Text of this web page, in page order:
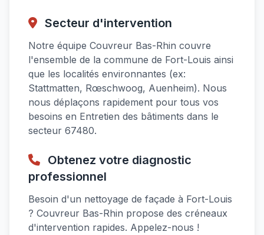
Secteur d'intervention
Notre équipe Couvreur Bas-Rhin couvre
l'ensemble de la commune de Fort-Louis ainsi
que les localités environnantes (ex:
Stattmatten, Rœschwoog, Auenheim). Nous
nous déplaçons rapidement pour tous vos
besoins en Entretien des bâtiments dans le
secteur 67480.
Obtenez votre diagnostic
professionnel
Besoin d'un nettoyage de façade à Fort-Louis
? Couvreur Bas-Rhin propose des créneaux
d'intervention rapides. Appelez-nous !